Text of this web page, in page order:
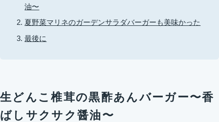
油〜
夏野菜マリネのガーデンサラダバーガーも美味かった
最後に
生どんこ椎茸の黒酢あんバーガー〜香
ばしサクサク醤油〜